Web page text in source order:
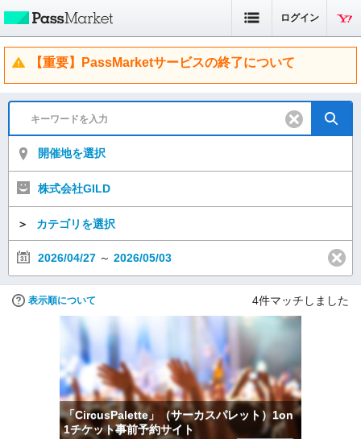
ログイン
【重要】PassMarketサービスの終了について
開催地を選択
株式会社GILD
＞ カテゴリを選択
2026/04/27 ～ 2026/05/03
表示順について 4件マッチしました
「CircusPalette」（サーカスパレット）1on
1チケット事前予約サイト